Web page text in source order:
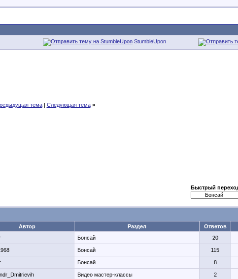
StumbleUpon
тема| Следующая тема »
Быстрый
Автор Раздел Ответов
Бонсай 20
Бонсай 115
Бонсай 8
Видео мастер-классы 2